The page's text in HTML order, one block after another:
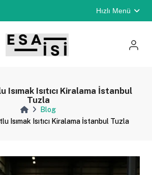
Hızlı Menü
Isımak Isıtıcı Kiralama İstanbul
Tuzla
Blog
Isımak Isıtıcı Kiralama İstanbul Tuzla